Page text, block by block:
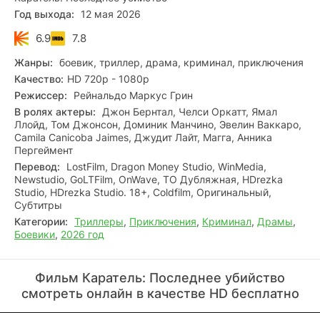
местные отморозки.
Год выхода:
12 мая 2026
6.9 7.8
Жанры: боевик, триллер, драма, криминал, приключения
Качество: HD 720p - 1080p
Режиссер:
Рейнальдо Маркус Грин
В ролях актеры:
Джон Бернтал, Челси Оркатт, Ямал
Ллойд, Том Джонсон, Доминик Манчино, Эвелин Ваккаро,
Camila Canicoba Jaimes, Джудит Лайт, Магга, Анника
Пергеймент
Перевод:
LostFilm, Dragon Money Studio, WinMedia,
Newstudio, GoLTFilm, OnWave, ТО Дубляжная, HDrezka
Studio, HDrezka Studio. 18+, Coldfilm, Оригинальный,
Субтитры
Категории: Триллеры, Приключения, Криминал, Драмы,
Боевики, 2026 год
Фильм Каратель: Последнее убийство
смотреть онлайн в качестве HD бесплатно